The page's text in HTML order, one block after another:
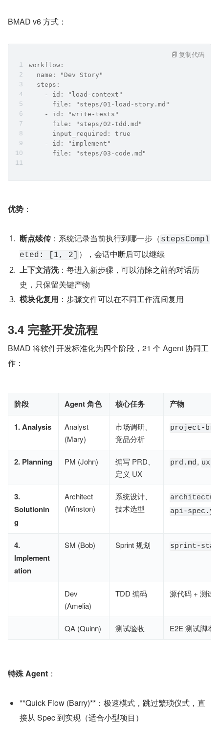
BMAD v6 方式：
workflow:
  name: "Dev Story"
  steps:
    - id: "load-context"
      file: "steps/01-load-story.md"
    - id: "write-tests"
      file: "steps/02-tdd.md"
      input_required: true
    - id: "implement"
      file: "steps/03-code.md"
复制代码
优势 ：
断点续传：系统记录当前执行到哪一步（ stepsCompl
eted: [1, 2]
），会话中断后可以继续
上下文清洗：每进入新步骤，可以清除之前的对话历
史，只保留关键产物
模块化复用 ：步骤文件可以在不同工作流间复用
3.4 完整开发流程
BMAD 将软件开发标准化为四个阶段，21 个 Agent 协同工
作：
阶段 Agent 角色 核心任务 产物
1. Analysis
Analyst
(Mary)
市场调研、
竞品分析
project-
2. Planning PM (John)
编写 PRD、
定义 UX
prd.md, ux-
3.
Solutionin
g
Architect
(Winston)
系统设计、
技术选型
api-
4.
Implement
ation
SM (Bob) Sprint 规划 sprint-
Dev
(Amelia)
TDD 编码 源代码 + 测试
QA (Quinn) 测试验收 E2E 测试脚本
特殊 Agent ：
**Quick Flow (Barry)**：极速模式，跳过繁琐仪式，直
接从 Spec 到实现（适合小型项目）